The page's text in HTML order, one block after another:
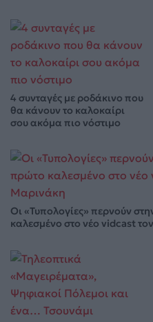
4 συνταγές με ροδάκινο που
θα κάνουν το καλοκαίρι
σου ακόμα πιο νόστιμο
Οι «Τυπολογίες» περνούν
καλεσμένο στο νέο vidcast